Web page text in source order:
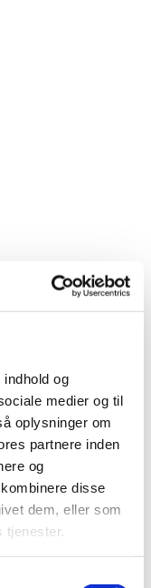
og
medier og til
oplysninger om
partnere inden
og
disse
dem, eller som
tjenester.
kunne